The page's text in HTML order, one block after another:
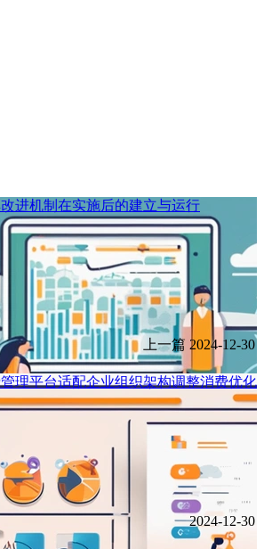
进机制在实施后的建立与运行
上一篇 2024-12-30
理平台适配企业组织架构调整消费优化
2024-12-30